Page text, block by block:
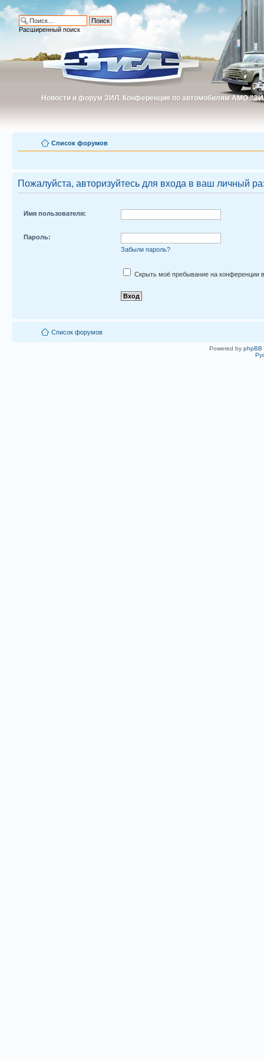
Новости и форум ЗИЛ. Конференция по автомобилям АМО
Новости и форум ЗИЛ. Конференция по автомобилям АМО
Расширенный поиск
Список форумов
Пожалуйста, авторизуйтесь для входа в ваш личный
Имя пользователя:
Пароль:
Забыли пароль?
Скрыть моё пребывание на конференции в
Список форумов
Powered by phpBB